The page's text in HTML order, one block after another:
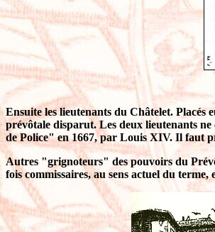
Ensuite les lieutenants du Châtelet. Placés
prévôtale disparut. Les deux lieutenants
de Police" en 1667, par Louis XIV. Il faut
Autres "grignoteurs" des pouvoirs du
fois commissaires, au sens actuel du